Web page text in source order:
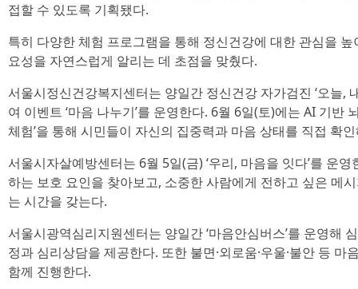
접할 수 있도록 기획됐다.
특히 다양한 체험 프로그램을 통해 정신건강에 대한 관심을
요성을 자연스럽게 알리는 데 초점을 맞췄다.
서울시정신건강복지센터는 양일간 정신건강 자가검진 ‘오늘,
여 이벤트 ‘마음 나누기’를 운영한다. 6월 6일(토)에는 AI 기반
체험’을 통해 시민들이 자신의 집중력과 마음 상태를 직접 확
서울시자살예방센터는 6월 5일(금) ‘우리, 마음을 잇다’를 운
하는 보호 요인을 찾아보고, 소중한 사람에게 전하고 싶은 메
는 시간을 갖는다.
서울시광역심리지원센터는 양일간 ‘마음안심버스’를 운영해
정과 심리상담을 제공한다. 또한 불면·외로움·우울·불안 등
함께 진행한다.